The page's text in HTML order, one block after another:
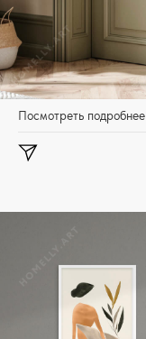
Посмотреть подробнее